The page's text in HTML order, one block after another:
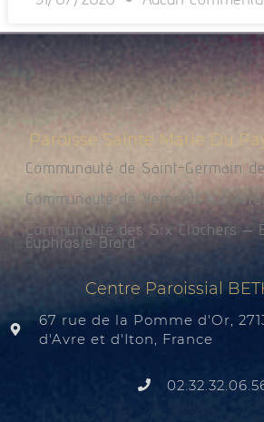
Paroisse Sainte Marie Du
Communauté de Saint-Germain
Communauté de Verneuil sur Avre
Communauté des Six Clochers –
Euphrasie Brard
Centre Paroissial
67 rue de la Pomme d'Or,
d'Avre et d'Iton, France